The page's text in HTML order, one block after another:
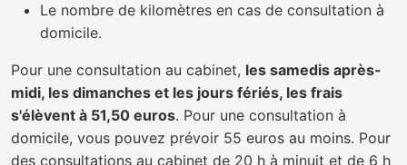
Le nombre de kilomètres en cas de consultation à
domicile.
Pour une consultation au cabinet, les samedis après-
midi, les dimanches et les jours fériés, les frais
s'élèvent à 51,50 euros. Pour une consultation à
domicile, vous pouvez prévoir 55 euros au moins. Pour
des consultations au cabinet de 20 h à minuit et de 6 h